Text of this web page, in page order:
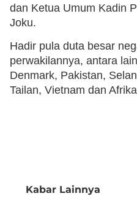
dan Ketua Umum Kadin
Joku.
Hadir pula duta besar
perwakilannya, antara
Denmark, Pakistan,
Tailan, Vietnam dan
Kabar Lainnya